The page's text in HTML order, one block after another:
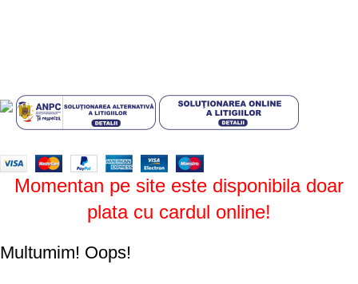
Momentan pe site este disponibila doar
plata cu cardul online!
Multumim! Oops!